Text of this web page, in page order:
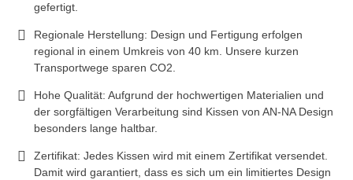
gefertigt.
Regionale Herstellung: Design und Fertigung erfolgen
regional in einem Umkreis von 40 km. Unsere kurzen
Transportwege sparen CO2.
Hohe Qualität: Aufgrund der hochwertigen Materialien und
der sorgfältigen Verarbeitung sind Kissen von AN-NA Design
besonders lange haltbar.
Zertifikat: Jedes Kissen wird mit einem Zertifikat versendet.
Damit wird garantiert, dass es sich um ein limitiertes Design